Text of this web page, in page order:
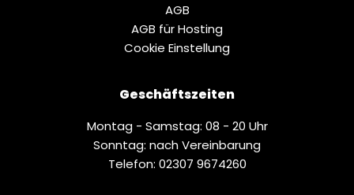
AGB
AGB für Hosting
Cookie Einstellung
Geschäftszeiten
Montag - Samstag: 08 - 20 Uhr
Sonntag: nach Vereinbarung
Telefon: 02307 9674260